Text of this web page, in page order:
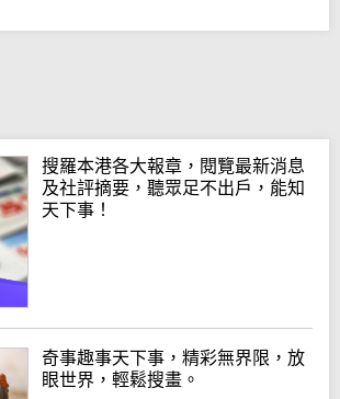
搜羅本港各大報章，閱覽最新消息
及社評摘要，聽眾足不出戶，能知
天下事！
奇事趣事天下事，精彩無界限，放
眼世界，輕鬆搜畫。